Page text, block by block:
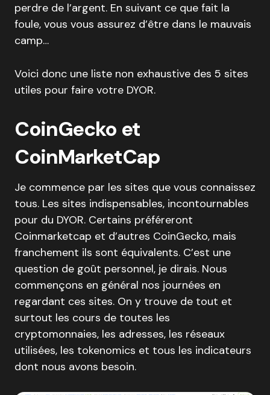
perdre de l’argent. En suivant ce que fait la
foule, vous vous assurez d’être dans le mauvais
camp…
Voici donc une liste non exhaustive des 5 sites
utiles pour faire votre DYOR.
CoinGecko et
CoinMarketCap
Je commence par les sites que vous connaissez
tous. Les sites indispensables, incontournables
pour du DYOR. Certains préféreront
Coinmarketcap et d’autres CoinGecko, mais
franchement ils sont équivalents. C’est une
question de goût personnel, je dirais. Nous
commençons en général nos journées en
regardant ces sites. On y trouve de tout et
surtout les cours de toutes les
cryptomonnaies, les adresses, les réseaux
utilisées, les tokenomics et tous les indicateurs
dont nous avons besoin.